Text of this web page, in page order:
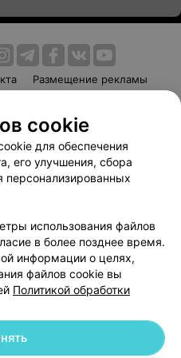
Размещение рекламы
Способы оплаты
Партнеры
103.by
данных
| 220012, Республика Беларусь,
cookie
для обеспечения
его улучшения, сбора
персонализированных
использования файлов
в более позднее время.
информации о целях,
файлов cookie вы
Политикой обработки